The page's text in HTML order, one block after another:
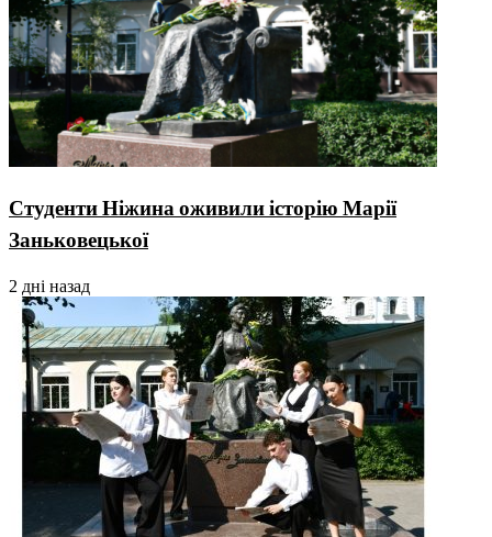
Студенти Ніжина оживили історію Марії
Заньковецької
2 дні назад